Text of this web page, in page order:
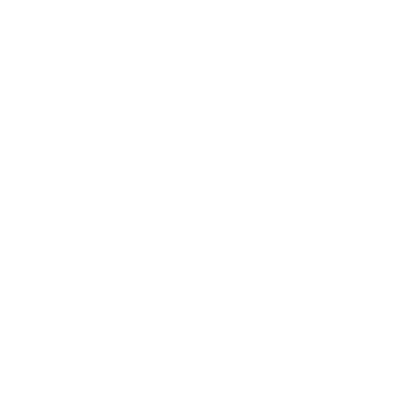
nur hin und wieder etwas schreiben.
perfekt.
Euro im Jahr. Also
Texte zu generieren. Damit bietet das
Erfolg.